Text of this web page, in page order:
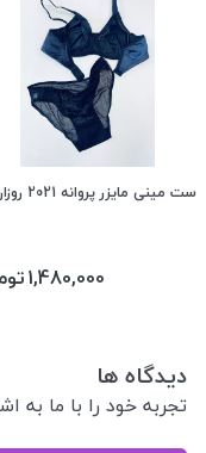
ست مینی مایزر پروانه 2021 روزان
1,480,000
دیدگاه ها
تجربه خود را با ما به